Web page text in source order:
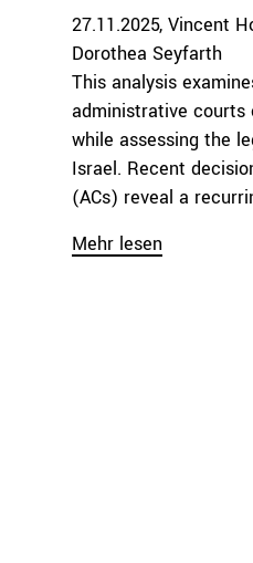
27.11.2025 Vincent
Dorothea Seyfarth
This analysis
administrative courts
while assessing the
Israel. Recent
(ACs) reveal a
Mehr lesen